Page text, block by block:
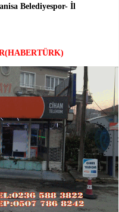
Belediyespor- İl